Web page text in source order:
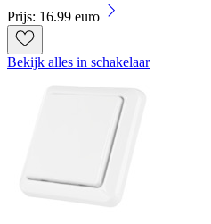
Prijs: 16.99 euro
Bekijk alles in schakelaar